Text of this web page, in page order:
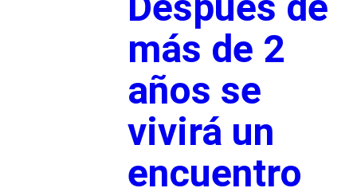
más de 2
años se
vivirá un
encuentro